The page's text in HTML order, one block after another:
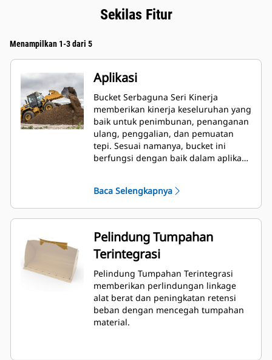
Sekilas Fitur
Menampilkan 1-3 dari 5
Aplikasi
Bucket Serbaguna Seri Kinerja
memberikan kinerja keseluruhan yang
baik untuk penimbunan, penanganan
ulang, penggalian, dan pemuatan
tepi. Sesuai namanya, bucket ini
berfungsi dengan baik dalam aplikasi
daya dobrak dan kondisi abrasi
standar. Ideal untuk aplikasi
penyeretan mundur dan pembuatan
kemiringan. Faktor pengisian untuk
bucket Seri Kinerja dapat ditingkatkan
hingga 115% dari kapasitas maksimal
yang ditentukan.
Baca Selengkapnya
Pelindung Tumpahan
Terintegrasi
Pelindung Tumpahan Terintegrasi
memberikan perlindungan linkage
alat berat dan peningkatan retensi
beban dengan mencegah tumpahan
material.